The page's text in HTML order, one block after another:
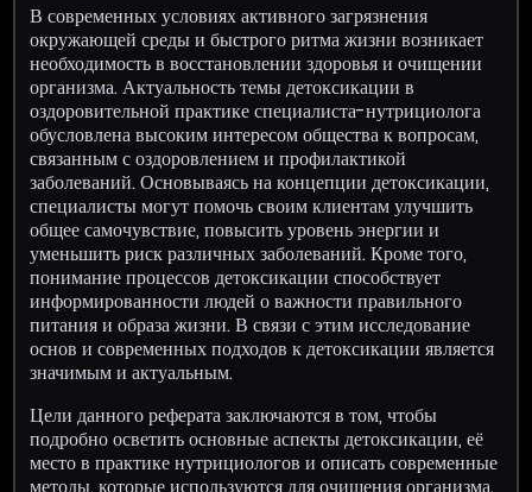
В современных условиях активного загрязнения
окружающей среды и быстрого ритма жизни возникает
необходимость в восстановлении здоровья и очищении
организма. Актуальность темы детоксикации в
оздоровительной практике специалиста-нутрициолога
обусловлена высоким интересом общества к вопросам,
связанным с оздоровлением и профилактикой
заболеваний. Основываясь на концепции детоксикации,
специалисты могут помочь своим клиентам улучшить
общее самочувствие, повысить уровень энергии и
уменьшить риск различных заболеваний. Кроме того,
понимание процессов детоксикации способствует
информированности людей о важности правильного
питания и образа жизни. В связи с этим исследование
основ и современных подходов к детоксикации является
значимым и актуальным.
Цели данного реферата заключаются в том, чтобы
подробно осветить основные аспекты детоксикации, её
место в практике нутрициологов и описать современные
методы, которые используются для очищения организма.